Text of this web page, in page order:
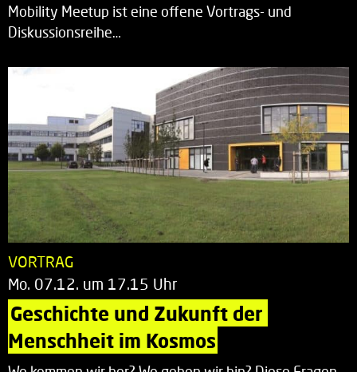
Mobility Meetup ist eine offene Vortrags- und
Diskussionsreihe…
VORTRAG
Mo. 07.12. um 17.15 Uhr
Geschichte und Zukunft der
Menschheit im Kosmos